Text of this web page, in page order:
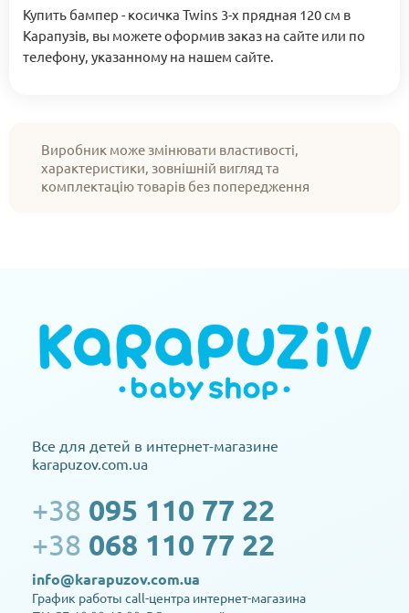
Купить бампер - косичка Twins 3-х прядная 120 см в
Карапузів, вы можете оформив заказ на сайте или по
телефону, указанному на нашем сайте.
Виробник може змінювати властивості,
характеристики, зовнішній вигляд та
комплектацію товарів без попередження
Все для детей в интернет-магазине
karapuzov.com.ua
+38 095 110 77 22
+38 068 110 77 22
info@karapuzov.com.ua
График работы call-центра интернет-магазина